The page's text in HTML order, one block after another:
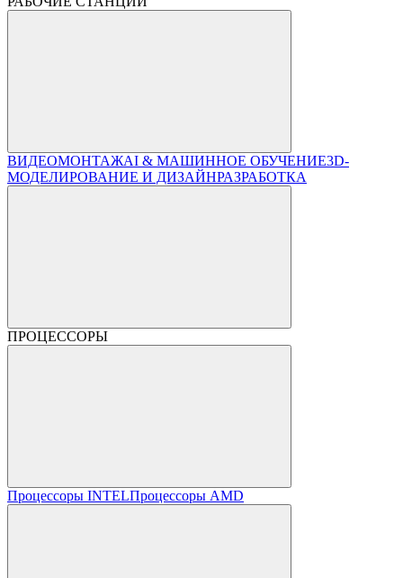
ВИДЕОМОНТАЖAI & МАШИННОЕ ОБУЧЕНИЕ3D-
МОДЕЛИРОВАНИЕ И ДИЗАЙНРАЗРАБОТКА
ПРОЦЕССОРЫ
Процессоры INTELПроцессоры AMD